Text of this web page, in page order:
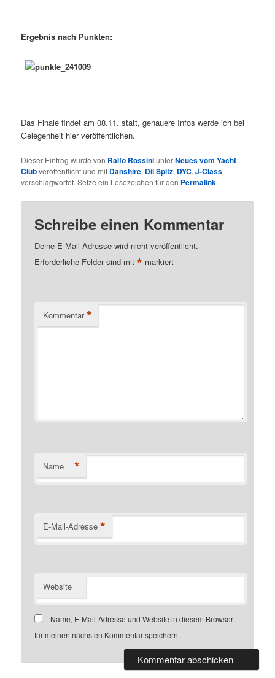
Ergebnis nach Punkten:
Das Finale findet am 08.11. statt, genauere Infos werde ich bei
Gelegenheit hier veröffentlichen.
Dieser Eintrag wurde von Ralfo RossiniunterNeues vom Yacht
Clubveröffentlicht und mit Danshire, Dil Spitz, DYC,J-Class
verschlagwortet. Setze ein Lesezeichen für den Permalink.
Schreibe einen Kommentar
Deine E-Mail-Adresse wird nicht veröffentlicht.
Erforderliche Felder sind mit* markiert
Kommentar *
Name *
E-Mail-Adresse *
Website
Name, E-Mail-Adresse und Website in diesem Browser
für meinen nächsten Kommentar speichern.